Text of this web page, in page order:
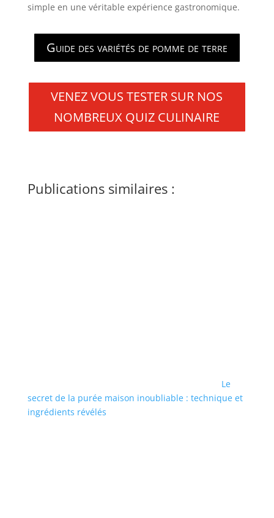
simple en une véritable expérience gastronomique.
Guide des variétés de pomme de terre
VENEZ VOUS TESTER SUR NOS
NOMBREUX QUIZ CULINAIRE
Publications similaires :
Le
secret de la purée maison inoubliable : technique et
ingrédients révélés